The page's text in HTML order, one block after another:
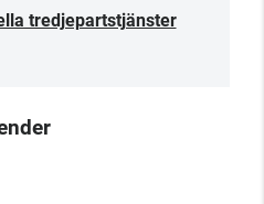
tredjepartstjänster